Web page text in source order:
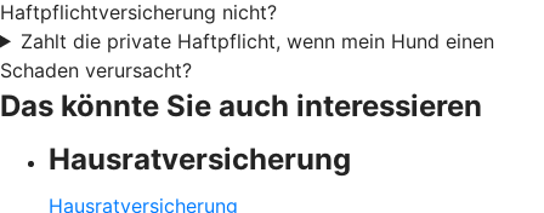
Haftpflichtversicherung nicht?
Zahlt die private Haftpflicht, wenn mein Hund einen
Schaden verursacht?
Das könnte Sie auch interessieren
Hausratversicherung
Hausratversicherung